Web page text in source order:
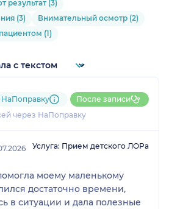
результат (3)
(3)
Внимательный осмотр (2)
(1)
через НаПоправку
После записи
Услуга: Прием детского ЛОРа
моему маленькому
достаточно времени,
в ситуации и дала полезные